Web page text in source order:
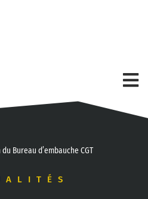
Bureau d’embauche CGT